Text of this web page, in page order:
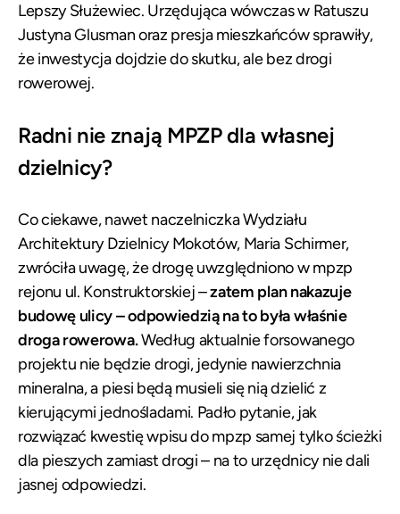
Lepszy Służewiec. Urzędująca wówczas w Ratuszu
Justyna Glusman oraz presja mieszkańców sprawiły,
że inwestycja dojdzie do skutku, ale bez drogi
rowerowej.
Radni nie znają MPZP dla własnej
dzielnicy?
Co ciekawe, nawet naczelniczka Wydziału
Architektury Dzielnicy Mokotów, Maria Schirmer,
zwróciła uwagę, że drogę uwzględniono w mpzp
rejonu ul. Konstruktorskiej –zatem plan nakazuje
budowę ulicy – odpowiedzią na to była właśnie
droga rowerowa.Według aktualnie forsowanego
projektu nie będzie drogi, jedynie nawierzchnia
mineralna, a piesi będą musieli się nią dzielić z
kierującymi jednośladami. Padło pytanie, jak
rozwiązać kwestię wpisu do mpzp samej tylko ścieżki
dla pieszych zamiast drogi – na to urzędnicy nie dali
jasnej odpowiedzi.